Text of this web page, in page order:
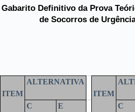
Gabarito Definitivo da Prova
de Socorros de
ITEM
ALTERNATIVA
ITEM
C E C